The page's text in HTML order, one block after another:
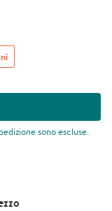
sono escluse.